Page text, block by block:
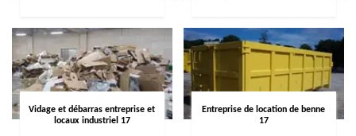
Vidage et débarras entreprise et
locaux industriel 17
Entreprise de location de benne
17